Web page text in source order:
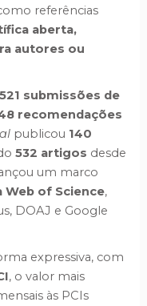
referências
aberta,
autores ou
521 submissões de
recomendações
publicou 140
532 artigos desde
um marco
Web of Science,
DOAJ e Google
expressiva, com
, o valor mais
às PCIs